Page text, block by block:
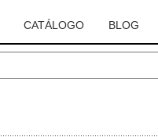
CATÁLOGO BLOG